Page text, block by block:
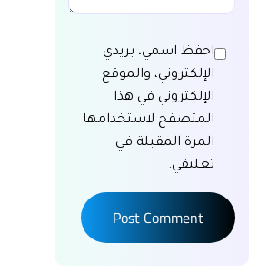
احفظ اسمي، بريدي
الإلكتروني، والموقع
الإلكتروني في هذا
المتصفح لاستخدامها
المرة المقبلة في
تعليقي.
Post Comment